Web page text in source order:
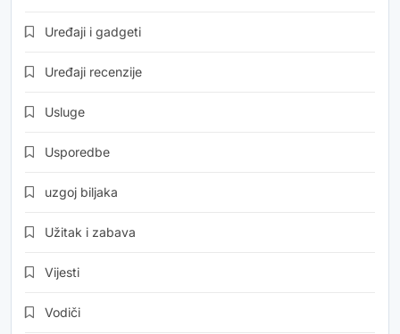
Uređaji i gadgeti
Uređaji recenzije
Usluge
Usporedbe
uzgoj biljaka
Užitak i zabava
Vijesti
Vodiči